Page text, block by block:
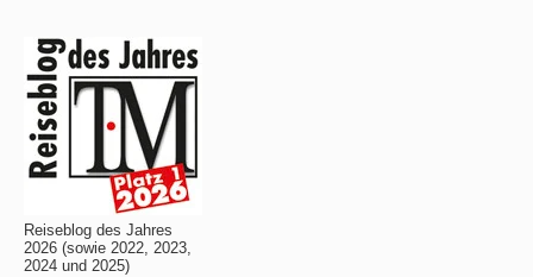
Reiseblog des Jahres
2026 (sowie 2022, 2023,
2024 und 2025)